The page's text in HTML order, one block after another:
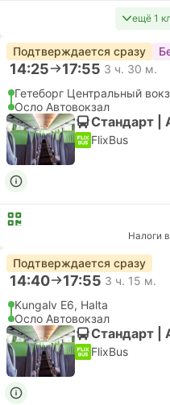
ещё 1
Подтверждается сразу
14:25 17:55 3 ч. 30 м.
Гетеборг Центральный
Осло Автовокзал
Стандарт |
FlixBus
Налоги
Подтверждается сразу
14:40 17:55 3 ч. 15 м.
Kungalv E6, Halta
Осло Автовокзал
Стандарт |
FlixBus